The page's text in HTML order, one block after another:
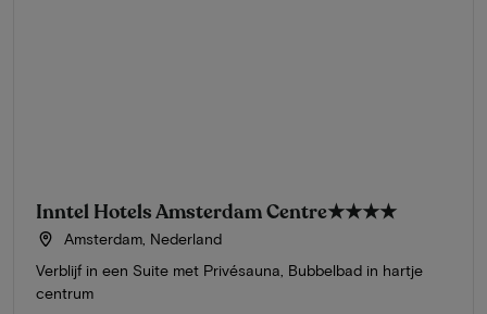
Inntel Hotels Amsterdam Centre★★★★
Amsterdam, Nederland
Verblijf in een Suite met Privésauna, Bubbelbad in hartje
centrum